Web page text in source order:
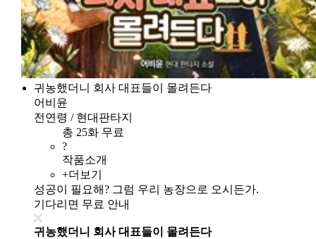
귀농했더니 회사 대표들이 몰려든다
어비윤
전연령 / 현대판타지
총 25화 무료
?
작품소개
+더보기
성공이 필요해? 그럼 우리 농장으로 오시든가.
기다리면 무료 안내
귀농했더니 회사 대표들이 몰려든다